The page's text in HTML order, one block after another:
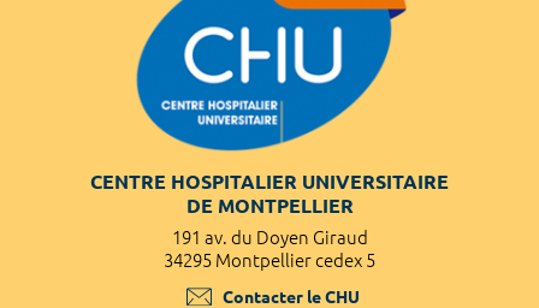
CENTRE HOSPITALIER UNIVERSITAIRE
DE MONTPELLIER
191 av. du Doyen Giraud
34295 Montpellier cedex 5
Contacter le CHU